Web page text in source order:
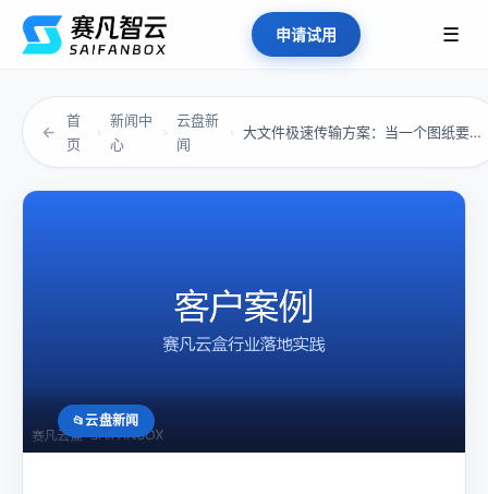
申请试用 ☰
←
首
页
›
新闻中
心
›
云盘新
闻
› 大文件极速传输方案：当一个图纸要传半小时，项...
云盘新闻